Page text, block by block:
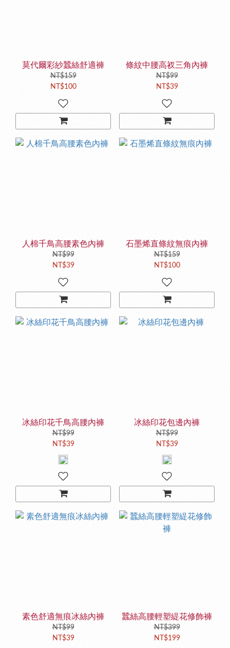
莫代爾彩紗蠶絲舒適褲
NT$159
NT$100
條紋中腰高衩三角內褲
NT$99
NT$39
人棉千鳥高腰素色內褲
NT$99
NT$39
石墨烯直條紋無痕內褲
NT$159
NT$100
冰絲印花千鳥高腰內褲
NT$99
NT$39
冰絲印花包邊內褲
NT$99
NT$39
素色舒適無痕冰絲內褲
NT$99
NT$39
蠶絲高腰輕塑緹花修飾褲
NT$399
NT$199